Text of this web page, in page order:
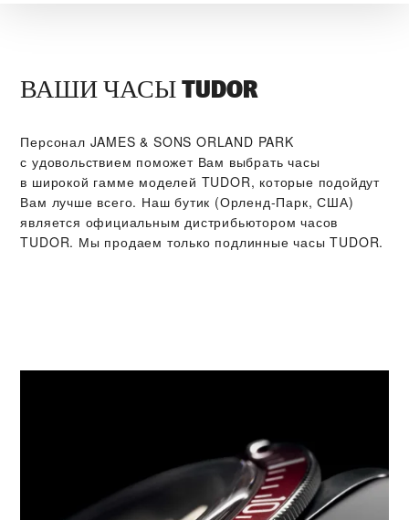
ВАШИ ЧАСЫ TUDOR
Персонал ‭JAMES & SONS ORLAND PARK‬
с удовольствием поможет Вам выбрать часы
в широкой гамме моделей TUDOR, которые подойдут
Вам лучше всего. Наш бутик (Орленд-Парк, США)
является официальным дистрибьютором часов
TUDOR. Мы продаем только подлинные часы TUDOR.